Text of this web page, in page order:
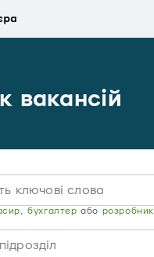
вакансій
,бухгалтер або розробник